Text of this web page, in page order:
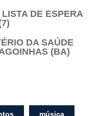
DE ESPERA
DA SAÚDE
(BA)
música